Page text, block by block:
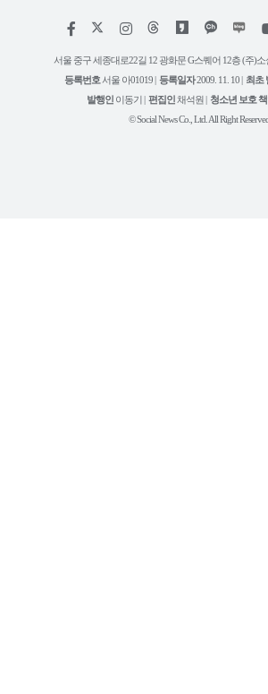
페
스
북
인
타
그
램
서울 중구 세종대로22길 12 광화문 G스퀘어 12층 (주)소
등록번호 서울 아01019 | 등록일자2009. 11. 10 | 최초
발행인 이동기 | 편집인채석원 | 청소년 보호
© Social News Co., Ltd. All Right